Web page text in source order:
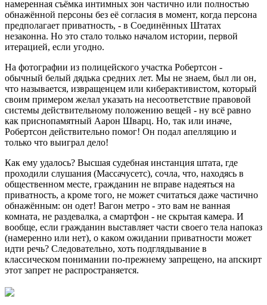
намеренная съёмка интимных зон частично или полностью
обнажённой персоны без её согласия в момент, когда персона
предполагает приватность, - в Соединённых Штатах
незаконна. Но это стало только началом истории, первой
итерацией, если угодно.
На фотографии из полицейского участка Робертсон -
обычный белый дядька средних лет. Мы не знаем, был ли он,
что называется, извращенцем или киберактивистом, который
своим примером желал указать на несоответствие правовой
системы действительному положению вещей - ну всё равно
как приснопамятный Аарон Шварц. Но, так или иначе,
Робертсон действительно помог! Он подал апелляцию и
только что выиграл дело!
Как ему удалось? Высшая судебная инстанция штата, где
проходили слушания (Массачусетс), сочла, что, находясь в
общественном месте, гражданин не вправе надеяться на
приватность, а кроме того, не может считаться даже частично
обнажённым: он одет! Вагон метро - это вам не ванная
комната, не раздевалка, а смартфон - не скрытая камера. И
вообще, если гражданин выставляет части своего тела напоказ
(намеренно или нет), о каком ожидании приватности может
идти речь? Следовательно, хоть подглядывание в
классическом понимании по-прежнему запрещено, на апскирт
этот запрет не распространяется.